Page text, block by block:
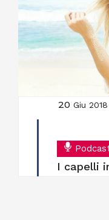
20 Giu 2018
I capelli